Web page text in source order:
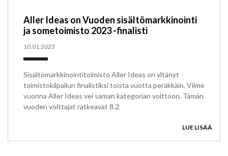
Aller Ideas on Vuoden sisältömarkkinointi
ja sometoimisto 2023 -finalisti
10.01.2023
Sisältömarkkinointitoimisto Aller Ideas on yltänyt
toimistokilpailun finalistiksi toista vuotta peräkkäin. Viime
vuonna Aller Ideas vei saman kategorian voittoon. Tämän
vuoden voittajat ratkeavat 8.2.
LUE LISÄÄ